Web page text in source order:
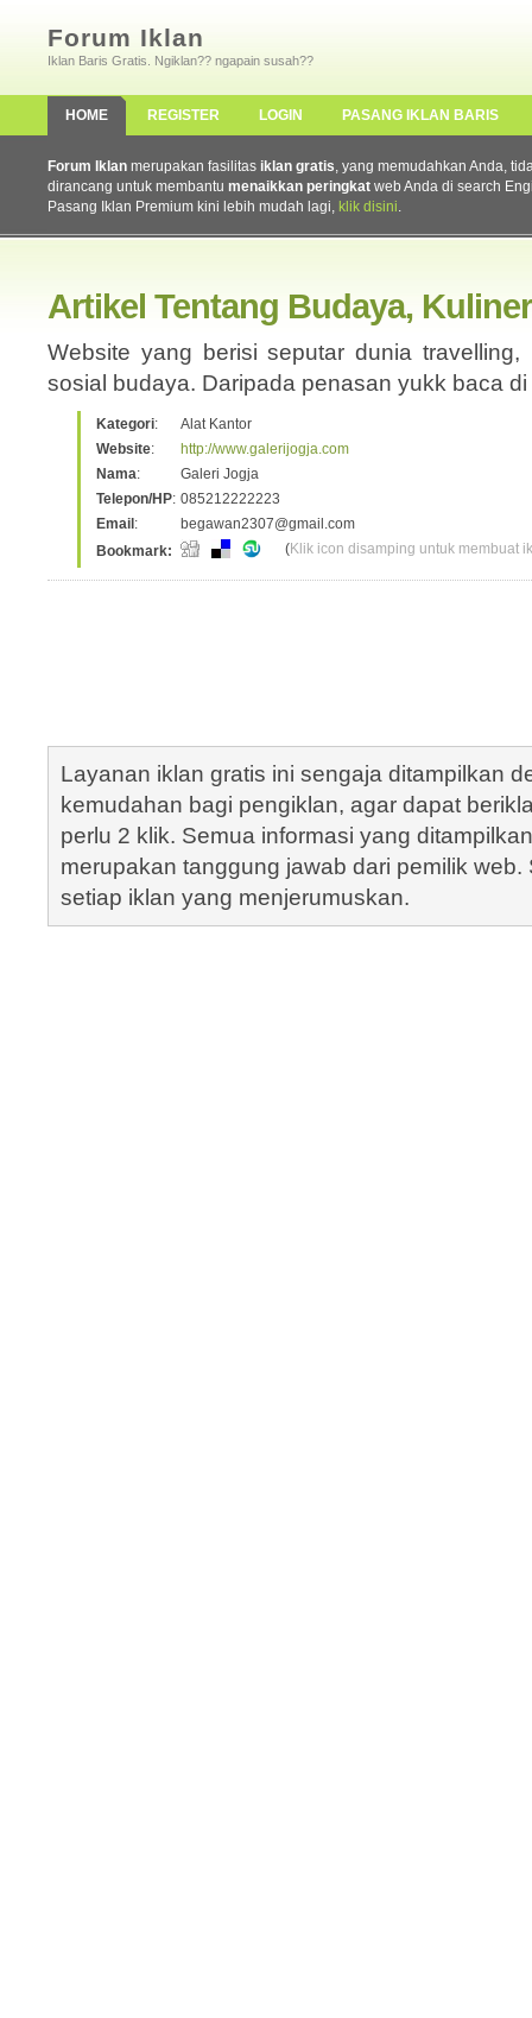
Forum Iklan
Iklan Baris Gratis. Ngiklan?? ngapain susah??
HOME REGISTER LOGIN PASANG IKLAN BARIS
Forum Iklan merupakan fasilitas iklan gratis, yang memudahkan Anda,
dirancang untuk membantu menaikkan peringkat web Anda di search
Pasang Iklan Premium kini lebih mudah lagi, klik disini.
Artikel Tentang Budaya,
Website yang berisi seputar dunia
sosial budaya. Daripada penasan yukk baca
Kategori:
Alat Kantor
Website:
http://www.galerijogja.com
Nama:
Galeri Jogja
Telepon/HP: 085212222223
Email :
begawan2307@gmail.com
Bookmark:
(Klik icon disamping untuk membuat
Layanan iklan gratis ini sengaja ditampilkan
kemudahan bagi pengiklan, agar dapat
perlu 2 klik. Semua informasi yang
merupakan tanggung jawab dari pemilik
setiap iklan yang menjerumuskan.